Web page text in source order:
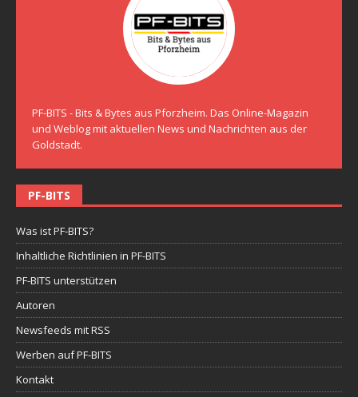
PF-BITS - Bits & Bytes aus Pforzheim. Das Online-Magazin
und Weblog mit aktuellen News und Nachrichten aus der
Goldstadt.
PF-BITS
Was ist PF-BITS?
Inhaltliche Richtlinien in PF-BITS
PF-BITS unterstützen
Autoren
Newsfeeds mit RSS
Werben auf PF-BITS
Kontakt